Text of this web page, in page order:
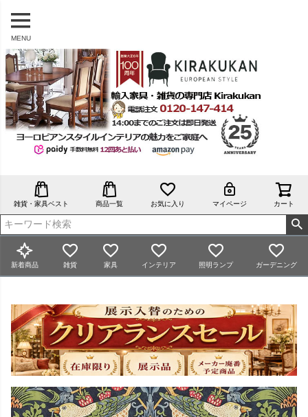
MENU
雑貨・家具ベスト 商品一覧 お気に入り マイページ カート
新着商品 雑貨 家具 インテリア 照明ランプ ガーデニング